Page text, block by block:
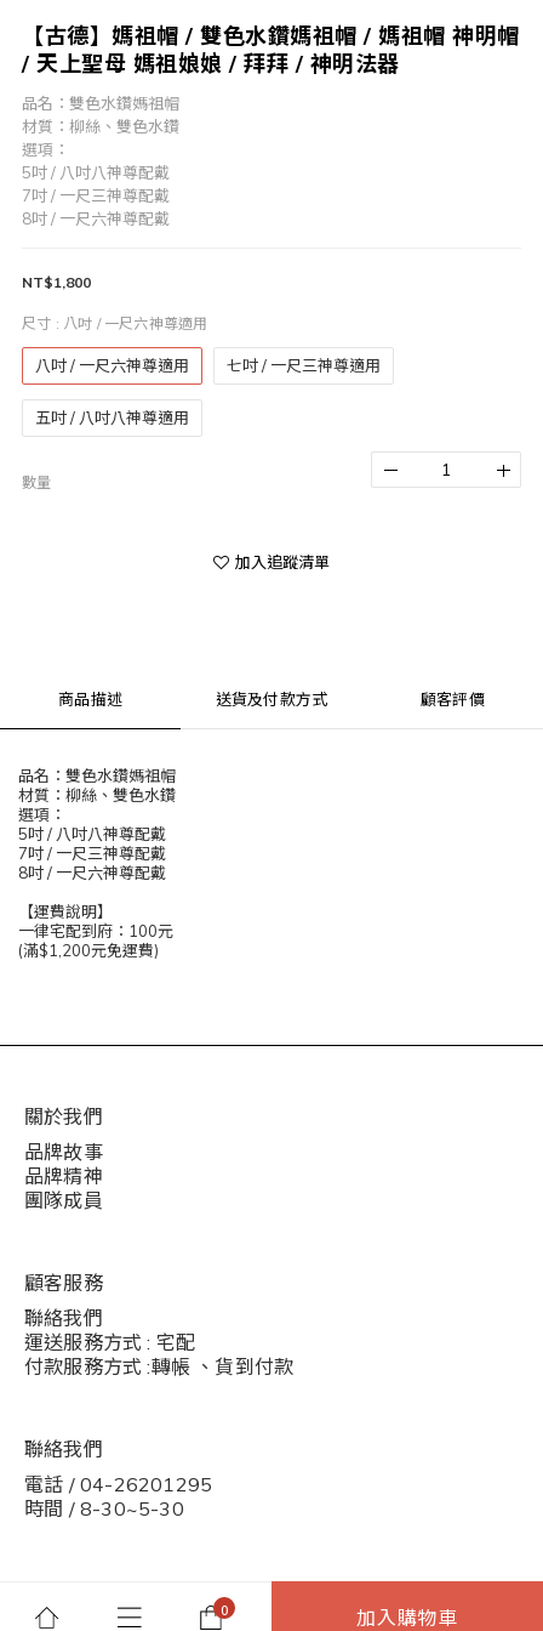
【古德】媽祖帽 / 雙色水鑽媽祖帽 / 媽祖帽 神明帽
/ 天上聖母 媽祖娘娘 / 拜拜 / 神明法器
品名：雙色水鑽媽祖帽
材質：柳絲、雙色水鑽
選項：
5吋 / 八吋八神尊配戴
7吋 / 一尺三神尊配戴
8吋 / 一尺六神尊配戴
NT$1,800
尺寸 : 八吋 / 一尺六神尊適用
八吋 / 一尺六神尊適用 七吋 / 一尺三神尊適用
五吋 / 八吋八神尊適用
數量
加入購物車
加入追蹤清單
商品描述 送貨及付款方式 顧客評價
品名：雙色水鑽媽祖帽
材質：柳絲、雙色水鑽
選項：
5吋 / 八吋八神尊配戴
7吋 / 一尺三神尊配戴
8吋 / 一尺六神尊配戴
【運費說明】
一律宅配到府：100元
(滿$1,200元免運費)
關於我們
品牌故事
品牌精神
團隊成員
顧客服務
聯絡我們
運送服務方式 : 宅配
付款服務方式 :轉帳 、貨到付款
聯絡我們
電話 / 04-26201295
時間 / 8-30~5-30